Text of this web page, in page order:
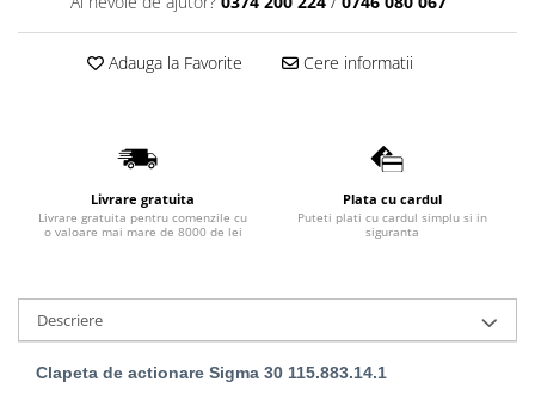
Lavoare freestanding
Lavoare pe mobilier
Lavoare suspendate,semipiedestal
Bideuri suspendate
Vase WC
Vase WC stative
Adauga la Favorite Cere informatii
Livrare gratuita
Livrare gratuita pentru comenzile cu
o valoare mai mare de 8000 de lei
Plata cu cardul
Puteti plati cu cardul simplu si in
siguranta
Descriere
Clapeta de actionare Sigma 30 115.883.14.1